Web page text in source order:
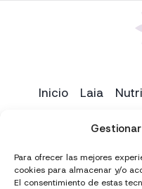
Para ofrecer las mejores
cookies para almacenar y/o
El consentimiento de estas
Inicio Laia
Yoga